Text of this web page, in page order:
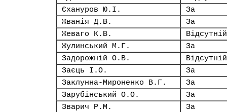
Єхануров Ю.І.
За
Жванія Д.В.
За
Жеваго К.В.
Відсутній
Жулинський М.Г.
За
Задорожній О.В.
Відсутній
Заєць І.О.
За
Заклунна-Мироненко В.Г.
За
Зарубінський О.О.
За
Зварич Р.М.
За